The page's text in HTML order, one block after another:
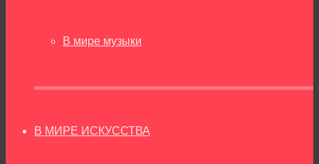
В мире музыки
В МИРЕ ИСКУССТВА